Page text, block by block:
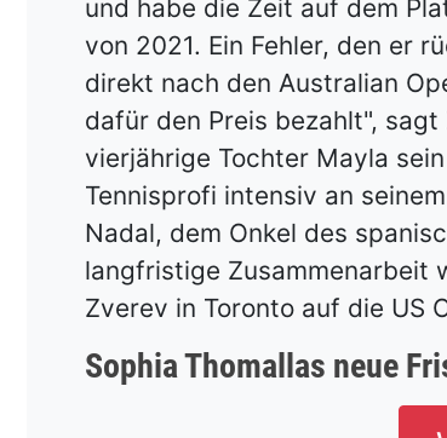
und habe die Zeit auf dem
von 2021. Ein Fehler, den er
direkt nach den Australian
dafür den Preis bezahlt",
vierjährige Tochter Mayla
Tennisprofi intensiv an
Nadal, dem Onkel des
langfristige Zusammenarbeit
Zverev in Toronto auf die US
Sophia Thomallas neue